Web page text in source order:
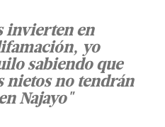
invierten en
yo
sabiendo que
nietos no tendrán
Najayo"